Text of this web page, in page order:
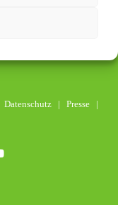
Datenschutz | Presse |